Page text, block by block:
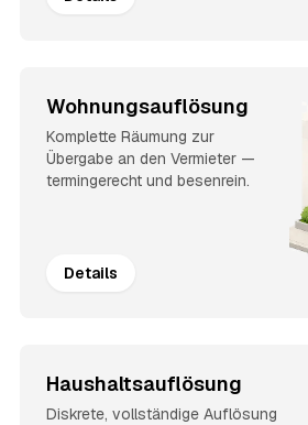
Wohnungsauflösung
Komplette Räumung zur
Übergabe an den Vermieter —
termingerecht und besenrein.
Details
Haushaltsauflösung
Diskrete, vollständige Auflösung